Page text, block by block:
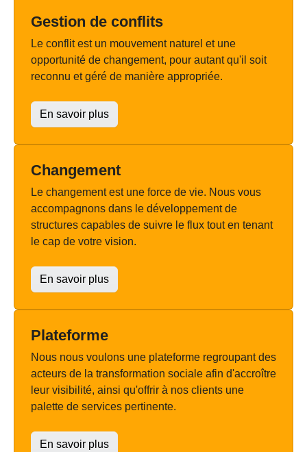
Gestion de conflits
Le conflit est un mouvement naturel et une
opportunité de changement, pour autant qu'il soit
reconnu et géré de manière appropriée.
En savoir plus
Changement
Le changement est une force de vie. Nous vous
accompagnons dans le développement de
structures capables de suivre le flux tout en tenant
le cap de votre vision.
En savoir plus
Plateforme
Nous nous voulons une plateforme regroupant des
acteurs de la transformation sociale afin d'accroître
leur visibilité, ainsi qu'offrir à nos clients une
palette de services pertinente.
En savoir plus